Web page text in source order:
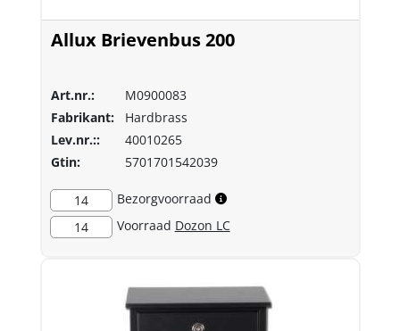
Allux Brievenbus 200
Art.nr.:
M0900083
Fabrikant:
Hardbrass
Lev.nr.::
40010265
Gtin:
5701701542039
14
Bezorgvoorraad
14
Voorraad Dozon LC